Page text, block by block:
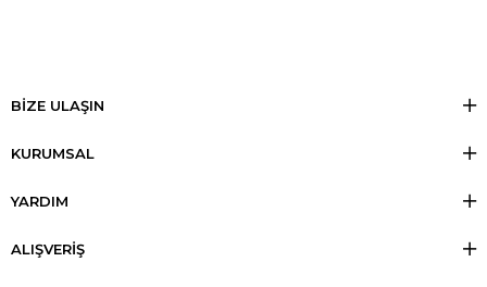
BİZE ULAŞIN
KURUMSAL
YARDIM
ALIŞVERİŞ